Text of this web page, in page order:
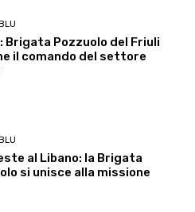
Brigata Pozzuolo del Friuli
il comando del settore
al Libano: la Brigata
si unisce alla missione